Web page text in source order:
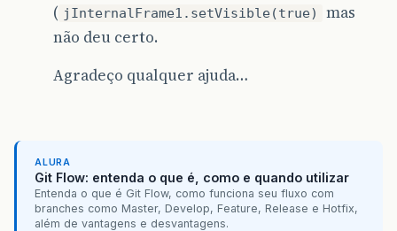
( jInternalFrame1.setVisible(true)
mas
não deu certo.
Agradeço qualquer ajuda…
ALURA
Git Flow: entenda o que é, como e quando utilizar
Entenda o que é Git Flow, como funciona seu fluxo com
branches como Master, Develop, Feature, Release e Hotfix,
além de vantagens e desvantagens.